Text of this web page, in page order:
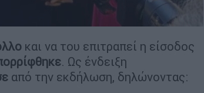
και να του επιτραπεί η είσοδος
. Ως ένδειξη
από την εκδήλωση, δηλώνοντας: